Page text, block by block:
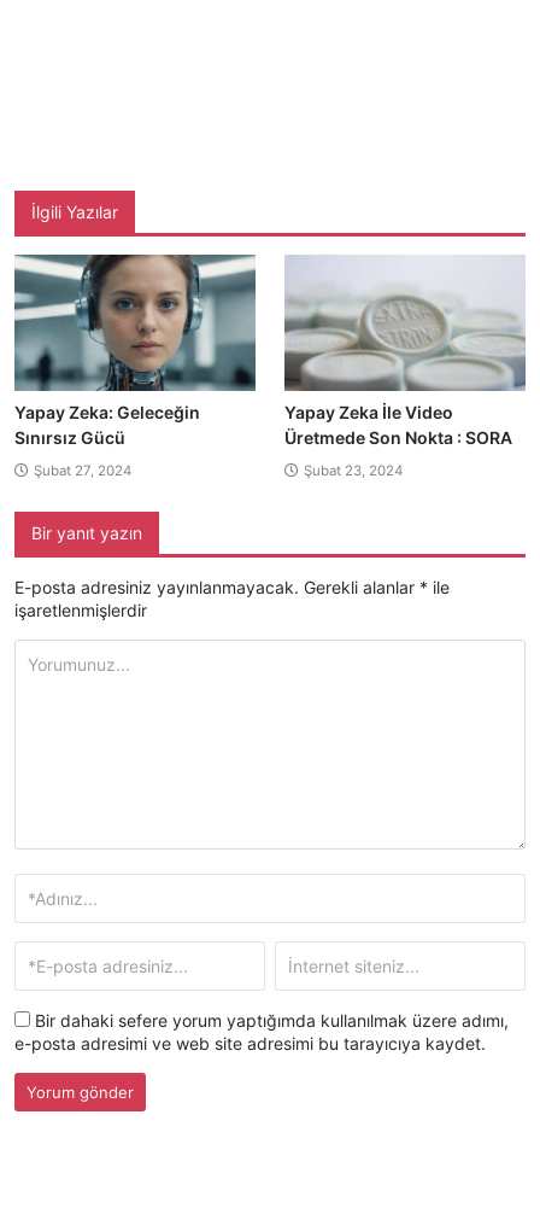
İlgili Yazılar
Yapay Zeka: Geleceğin
Sınırsız Gücü
Şubat 27, 2024
Yapay Zeka İle Video
Üretmede Son Nokta : SORA
Şubat 23, 2024
Bir yanıt yazın
E-posta adresiniz yayınlanmayacak. Gerekli alanlar * ile
işaretlenmişlerdir
Bir dahaki sefere yorum yaptığımda kullanılmak üzere adımı,
e-posta adresimi ve web site adresimi bu tarayıcıya kaydet.